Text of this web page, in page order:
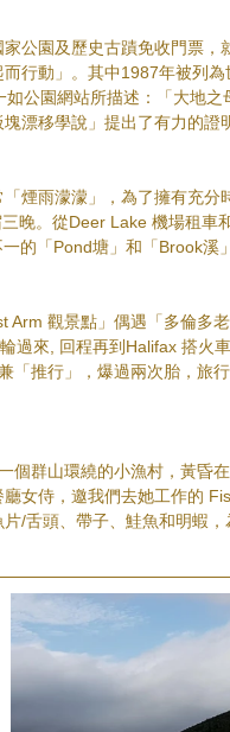
公園及歷史古蹟免收門票，
行動」。其中1987年被列
公園網站所描述：「大地
漂移學說」提出了有力的
煙雨濛濛」，為了擁有充
晚。從Deer Lake 機場租車
的「Pond塘」和「Brook溪
Arm 觀景點」偶遇「多倫多
過來, 回程再到Halifax 搭火
「推行」，爆過兩次胎，旅
個群山環繞的小漁村，黃昏
女侍，邀我們去她工作的
/舌頭、帶子、鮭魚和明蝦